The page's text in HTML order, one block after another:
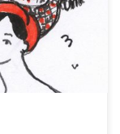
mots de mère,